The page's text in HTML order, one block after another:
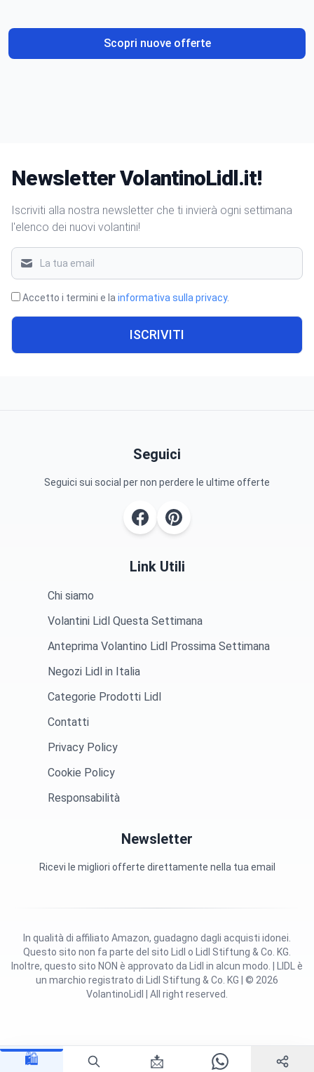
Scopri nuove offerte
🛍️ 📩
Newsletter VolantinoLidl.it!
Iscriviti alla nostra newsletter che ti invierà ogni settimana
l'elenco dei nuovi volantini!
Accetto i termini e la informativa sulla privacy.
ISCRIVITI
Seguici
Seguici sui social per non perdere le ultime offerte
Link Utili
Chi siamo
Volantini Lidl Questa Settimana
Anteprima Volantino Lidl Prossima Settimana
Negozi Lidl in Italia
Categorie Prodotti Lidl
Contatti
Privacy Policy
Cookie Policy
Responsabilità
Newsletter
Ricevi le migliori offerte direttamente nella tua email
Questo sito non fa parte del sito Lidl o Lidl Stiftung & Co. KG.
Inoltre, questo sito NON è approvato da Lidl in alcun modo. | LIDL è
un marchio registrato di Lidl Stiftung & Co. KG | © 2026
VolantinoLidl | All right reserved.
In qualità di affiliato Amazon, guadagno dagli acquisti idonei.